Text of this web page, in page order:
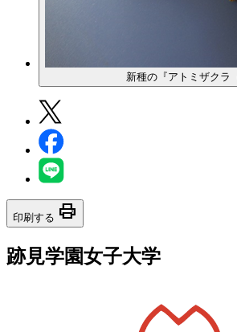
新種の『アトミザク
印刷する print
跡見学園女子大学